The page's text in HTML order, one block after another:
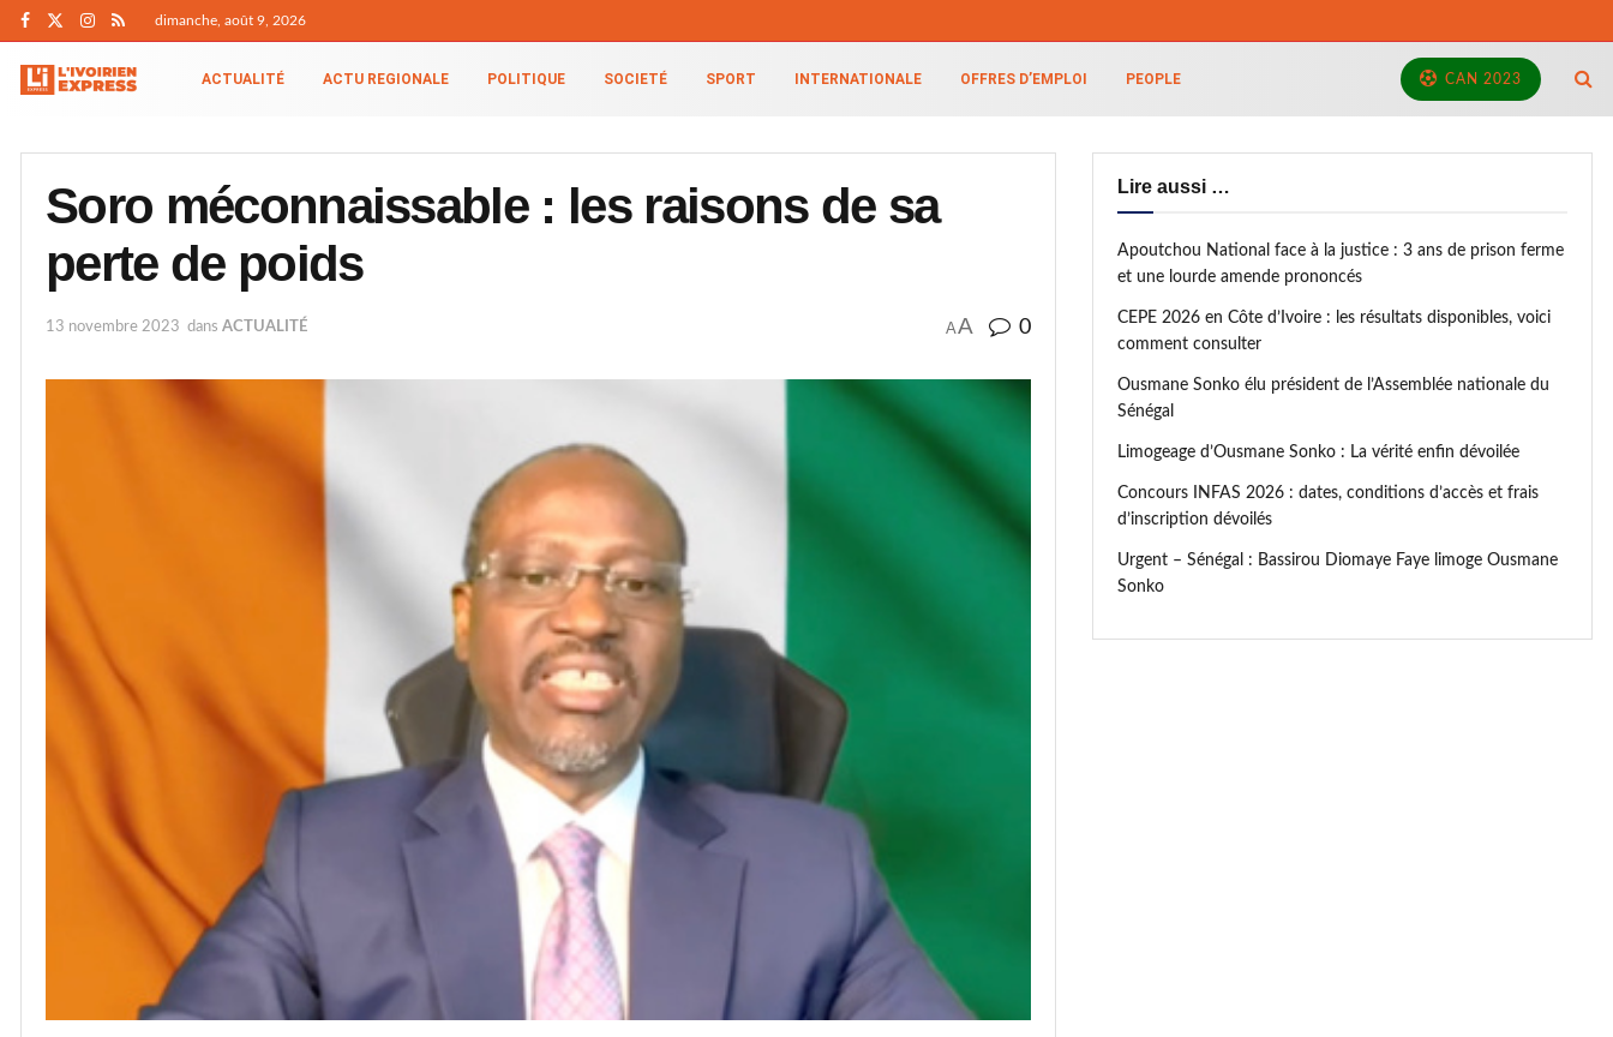
dimanche, août 9, 2026
ACTUALITÉ ACTU REGIONALE POLITIQUE SOCIETÉ SPORT INTERNATIONALE OFFRES D’EMPLOI PEOPLE CAN 2023
Soro méconnaissable : les raisons de sa
perte de poids
13 novembre 2023 dans ACTUALITÉ AA 0
Lire aussi …
Apoutchou National face à la justice : 3 ans de prison ferme
et une lourde amende prononcés
CEPE 2026 en Côte d’Ivoire : les résultats disponibles, voici
comment consulter
Ousmane Sonko élu président de l’Assemblée nationale du
Sénégal
Limogeage d’Ousmane Sonko : La vérité enfin dévoilée
Concours INFAS 2026 : dates, conditions d’accès et frais
d’inscription dévoilés
Urgent – Sénégal : Bassirou Diomaye Faye limoge Ousmane
Sonko